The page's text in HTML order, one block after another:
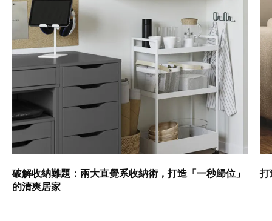
破解收納難題：兩大直覺系收納術，打造「一秒歸位」
的清爽居家
打